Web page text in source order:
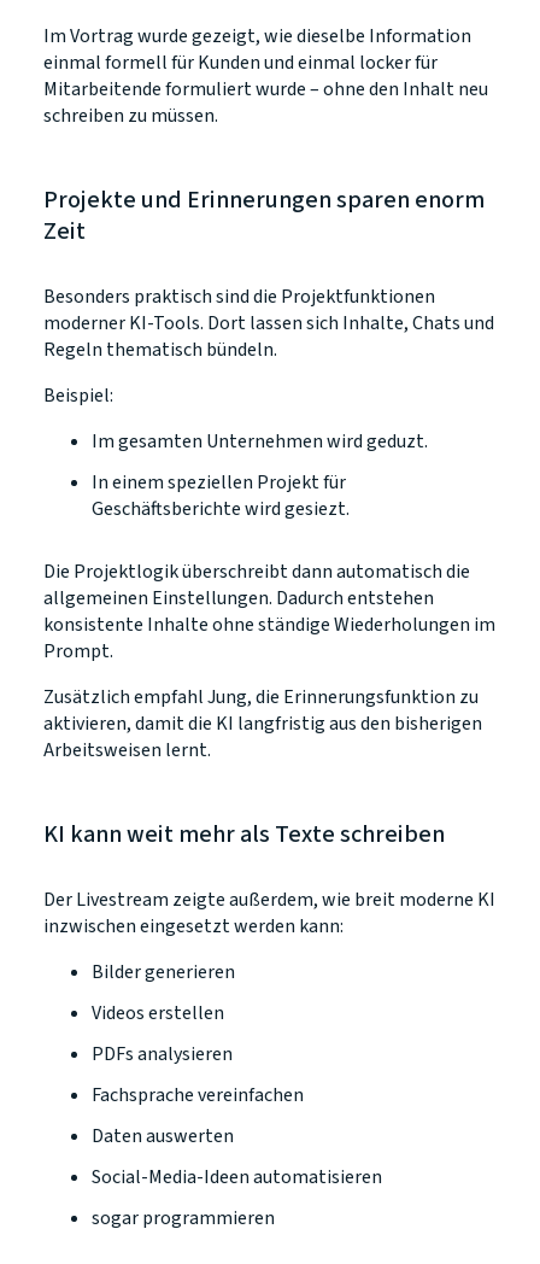
Im Vortrag wurde gezeigt, wie dieselbe Information
einmal formell für Kunden und einmal locker für
Mitarbeitende formuliert wurde – ohne den Inhalt neu
schreiben zu müssen.
Projekte und Erinnerungen sparen enorm
Zeit
Besonders praktisch sind die Projektfunktionen
moderner KI-Tools. Dort lassen sich Inhalte, Chats und
Regeln thematisch bündeln.
Beispiel:
Im gesamten Unternehmen wird geduzt.
In einem speziellen Projekt für
Geschäftsberichte wird gesiezt.
Die Projektlogik überschreibt dann automatisch die
allgemeinen Einstellungen. Dadurch entstehen
konsistente Inhalte ohne ständige Wiederholungen im
Prompt.
Zusätzlich empfahl Jung, die Erinnerungsfunktion zu
aktivieren, damit die KI langfristig aus den bisherigen
Arbeitsweisen lernt.
KI kann weit mehr als Texte schreiben
Der Livestream zeigte außerdem, wie breit moderne KI
inzwischen eingesetzt werden kann:
Bilder generieren
Videos erstellen
PDFs analysieren
Fachsprache vereinfachen
Daten auswerten
Social-Media-Ideen automatisieren
sogar programmieren